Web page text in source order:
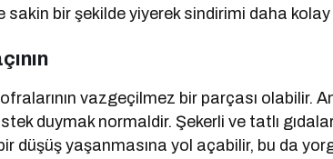
sakin bir şekilde yiyerek sindirimi daha
vazgeçilmez bir parçası olabilir.
duymak normaldir. Şekerli ve tatlı
düşüş yaşanmasına yol açabilir, bu da